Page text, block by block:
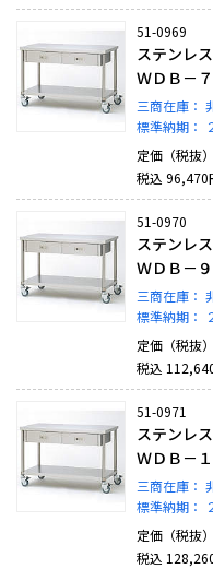
51-0969
ステンレ
ＷＤＢ－
三商在庫：
標準納期：
定価（税抜）
税込 96,470
51-0970
ステンレ
ＷＤＢ－
三商在庫：
標準納期：
定価（税抜）
税込
51-0971
ステンレ
ＷＤＢ－
三商在庫：
標準納期：
定価（税抜）
税込